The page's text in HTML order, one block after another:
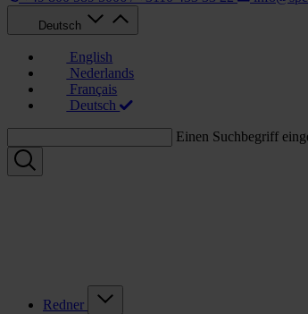
Deutsch
English
Nederlands
Français
Deutsch
Einen Suchbegriff
Redner